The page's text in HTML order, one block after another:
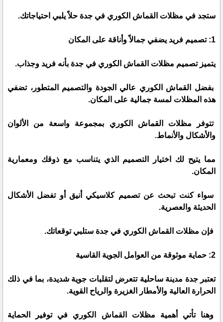
ستجد في مظلات القماش الكوري في جدة حلاً يلبي احتياجاتك.
1: تصميم فريد يضفي جمالاً وأناقة على المكان
يتميز تصميم مظلات القماش الكوري في جدة بأنه فريد وجذاب.
بفضل القماش الكوري عالي الجودة والتصميم المتطور، تضفي
هذه المظلات لمسة جمالية على المكان.
تتوفر مظلات القماش الكوري بمجموعة واسعة من الألوان
والأشكال والأنماط.
مما يتيح لك اختيار التصميم الذي يتناسب مع ذوقك ومعمارية
المكان.
سواء كنت تبحث عن تصميم كلاسيكي أنيق أو تفضل الأشكال
الحديثة والعصرية.
فإن مظلات القماش الكوري في جدة ستلبي توقعاتك.
2: حماية موثوقة من العوامل الجوية القاسية
تعتبر جدة مدينة ساحلية تتعرض لتقلبات جوية شديدة، بما في ذلك
الحرارة العالية والأمطار الغزيرة والرياح القوية.
وهنا تأتي أهمية مظلات القماش الكوري في توفير الحماية